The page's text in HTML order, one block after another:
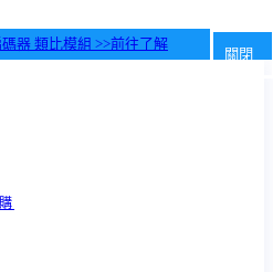
器 類比模組 >>前往了解
關閉